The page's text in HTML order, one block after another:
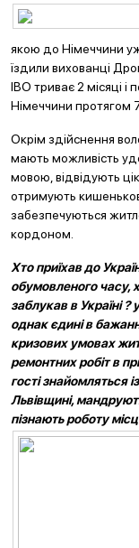
якою до Німеччини
їздили вихованці
IBO триває 2 місяці
Німеччини протягом
Окрім здійснення
мають можливість
мовою, відвідують
отримують
забезпечуються
кордоном.
Хто приїхав до
обумовленого часу,
заблукав в Україні ?
однак єдині в
кризових умовах
ремонтних робіт в
гості знайомляться
Львівщині,
пізнають роботу